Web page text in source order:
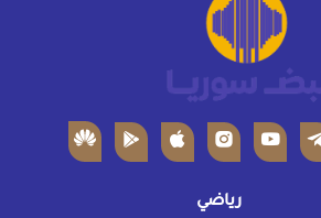
رياضي